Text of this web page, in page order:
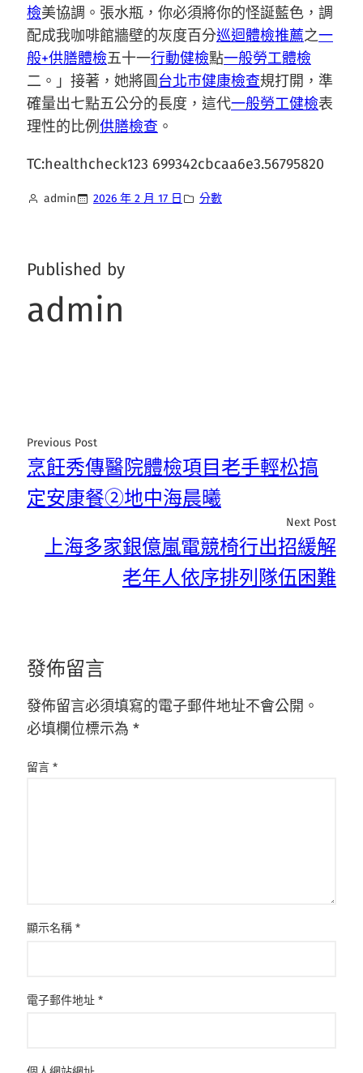
檢美協調。張水瓶，你必須將你的怪誕藍色，調
配成我咖啡館牆壁的灰度百分巡迴體檢推薦之一
般+供膳體檢五十一行動健檢點一般勞工體檢
二。」接著，她將圓 台北巿健康檢查規打開，準
確量出七點五公分的長度，這代一般勞工健檢表
理性的比例供膳檢查 。
TC:healthcheck123 699342cbcaa6e3.56795820
admin 2026 年 2 月 17 日 分數
Published by
admin
Previous Post
烹飪秀傳醫院體檢項目老手輕松搞
定安康餐②地中海晨曦
Next Post
上海多家銀億嵐電競椅行出招緩解
老年人依序排列隊伍困難
發佈留言
發佈留言必須填寫的電子郵件地址不會公開。
必填欄位標示為 *
留言 *
顯示名稱 *
電子郵件地址 *